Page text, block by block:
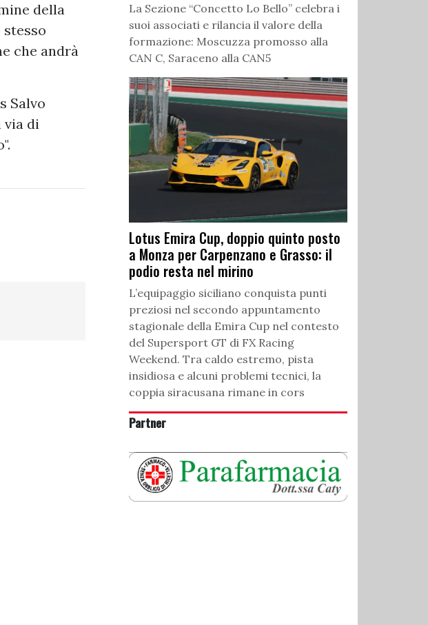
della
che andrà
Salvo
via di
La Sezione “Concetto Lo Bello” celebra i
suoi associati e rilancia il valore della
formazione: Moscuzza promosso alla
CAN C, Saraceno alla CAN5
Lotus Emira Cup, doppio quinto posto
a Monza per Carpenzano e Grasso: il
podio resta nel mirino
L’equipaggio siciliano conquista punti
preziosi nel secondo appuntamento
stagionale della Emira Cup nel contesto
del Supersport GT di FX Racing
Weekend. Tra caldo estremo, pista
insidiosa e alcuni problemi tecnici, la
coppia siracusana rimane in cors
Partner